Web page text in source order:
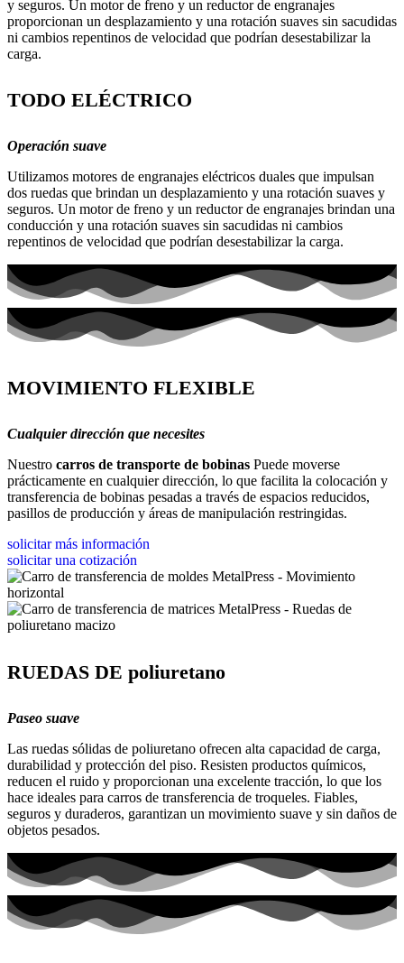
TODO ELÉCTRICO
Operación suave
Utilizamos motores de engranajes eléctricos duales que impulsan
dos ruedas que brindan un desplazamiento y una rotación suaves y
seguros. Un motor de freno y un reductor de engranajes brindan una
conducción y una rotación suaves sin sacudidas ni cambios
repentinos de velocidad que podrían desestabilizar la carga.
MOVIMIENTO FLEXIBLE
Cualquier dirección que necesites
Nuestro carros de transporte de bobinas Puede moverse
prácticamente en cualquier dirección, lo que facilita la colocación y
transferencia de bobinas pesadas a través de espacios reducidos,
pasillos de producción y áreas de manipulación restringidas.
solicitar más información
solicitar una cotización
RUEDAS DE poliuretano
Paseo suave
Las ruedas sólidas de poliuretano ofrecen alta capacidad de carga,
durabilidad y protección del piso. Resisten productos químicos,
reducen el ruido y proporcionan una excelente tracción, lo que los
hace ideales para carros de transferencia de troqueles. Fiables,
seguros y duraderos, garantizan un movimiento suave y sin daños de
objetos pesados.